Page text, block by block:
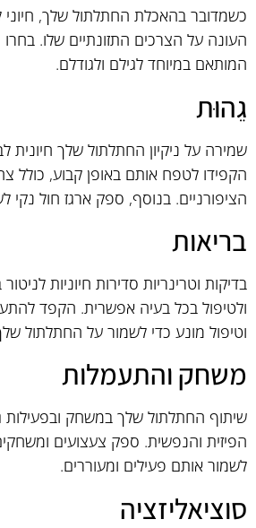
כשמדובר בהאכלת החתלתול שלך, חיוני
העונה על הצרכים התזונתיים שלו. בחרו
המותאם במיוחד לגילם ולגודלם.
גֵהוּת
שמירה על ניקיון החתלתול שלך חיונית
הקפידו לטפח אותם באופן קבוע, כולל
הציפורניים. בנוסף, ספק ארגז חול נקי
בריאות
בדיקות וטרינריות סדירות חיוניות
ולטיפול בכל בעיה אפשרית. הקפד
וטיפול מונע כדי לשמור על החתלתול
משחק והתעמלות
שיתוף החתלתול שלך במשחק ובפעילות
הפיזית והנפשית. ספק צעצועים
לשמור אותם פעילים ומעוררים.
סוציאליזציה